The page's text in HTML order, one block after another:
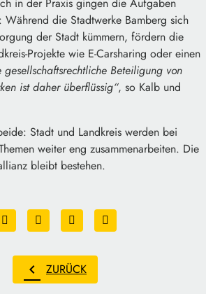
Während die Stadtwerke Bamberg sich
der Stadt kümmern, fördern die
Projekte wie E-Carsharing oder einen
gesellschaftsrechtliche Beteiligung von
ist daher überflüssig“, so Kalb und
Stadt und Landkreis werden bei
weiter eng zusammenarbeiten. Die
bleibt bestehen.
chevron_left ZURÜCK